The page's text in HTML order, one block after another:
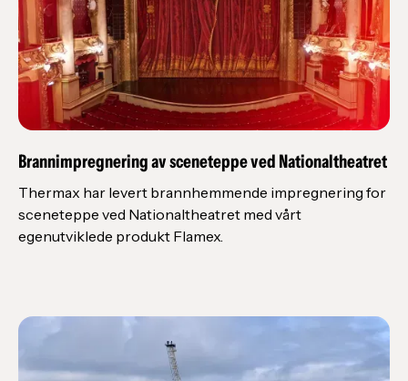
Brannimpregnering av sceneteppe ved Nationaltheatret
Thermax har levert brannhemmende impregnering for
sceneteppe ved Nationaltheatret med vårt
egenutviklede produkt Flamex.